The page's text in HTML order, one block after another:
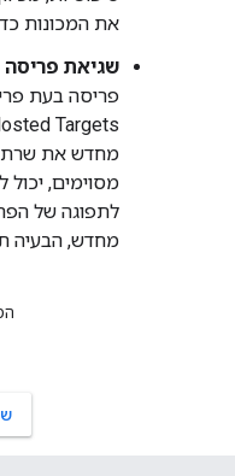
את המכונות
שגיאת פריסה
מסוימים, יכול
לתפוגה של
מחדש, הבעיה